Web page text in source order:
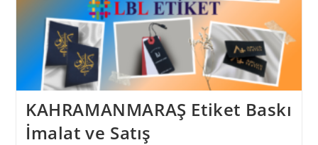
KAHRAMANMARAŞ Etiket Baskı
İmalat ve Satış